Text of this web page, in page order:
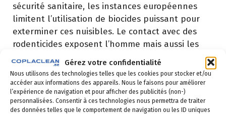
Gérez votre confidentialité
Nous utilisons des technologies telles que les cookies pour stocker et/ou
accéder aux informations des appareils. Nous le faisons pour améliorer
l’expérience de navigation et pour afficher des publicités (non-)
personnalisées. Consentir à ces technologies nous permettra de traiter
des données telles que le comportement de navigation ou les ID uniques
sécurité sanitaire, les instances européennes
limitent l’utilisation de biocides puissant pour
exterminer ces nuisibles. Le contact avec des
rodenticides exposent l’homme mais aussi les
animaux domestiques à des effets dangereux
pour la santé comme des cancers ou problème
de fertilité. Avec ces normes, les produits sont
moins efficaces pour se débarrasser des rats
mais l’Europe souhaite augmenter la prévention